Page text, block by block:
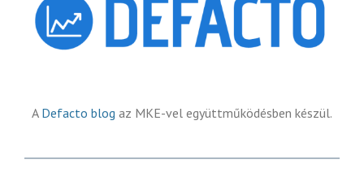
A Defacto blog az MKE-vel együttműködésben készül.